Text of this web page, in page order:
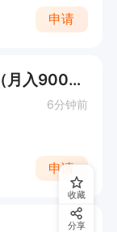
申请
日 结网约车 不锁流水不限平台（月入9000-12000+多种车型任选）
6分钟前
申请
收藏
分享